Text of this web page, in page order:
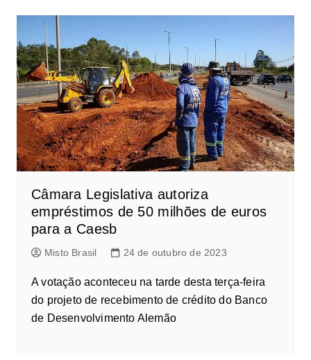
Câmara Legislativa autoriza
empréstimos de 50 milhões de euros
para a Caesb
Misto Brasil 24 de outubro de 2023
A votação aconteceu na tarde desta terça-feira
do projeto de recebimento de crédito do Banco
de Desenvolvimento Alemão